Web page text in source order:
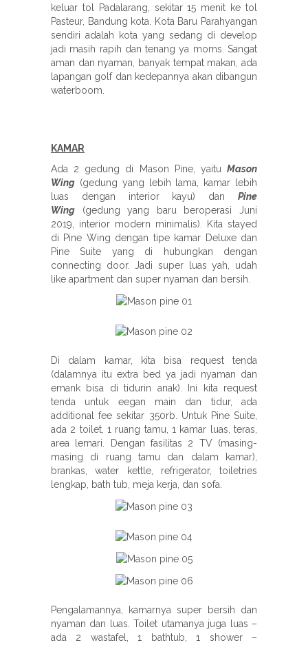
keluar tol Padalarang, sekitar 15 menit ke tol
Pasteur, Bandung kota. Kota Baru Parahyangan
sendiri adalah kota yang sedang di develop
jadi masih rapih dan tenang ya moms. Sangat
aman dan nyaman, banyak tempat makan, ada
lapangan golf dan kedepannya akan dibangun
waterboom.
KAMAR
Ada 2 gedung di Mason Pine, yaitu Mason
Wing (gedung yang lebih lama, kamar lebih
luas dengan interior kayu) dan Pine
Wing (gedung yang baru beroperasi Juni
2019, interior modern minimalis). Kita stayed
di Pine Wing dengan tipe kamar Deluxe dan
Pine Suite yang di hubungkan dengan
connecting door. Jadi super luas yah, udah
like apartment dan super nyaman dan bersih.
Di dalam kamar, kita bisa request tenda
(dalamnya itu extra bed ya jadi nyaman dan
emank bisa di tidurin anak). Ini kita request
tenda untuk eegan main dan tidur, ada
additional fee sekitar 350rb. Untuk Pine Suite,
ada 2 toilet, 1 ruang tamu, 1 kamar luas, teras,
area lemari. Dengan fasilitas 2 TV (masing-
masing di ruang tamu dan dalam kamar),
brankas, water kettle, refrigerator, toiletries
lengkap, bath tub, meja kerja, dan sofa.
Pengalamannya, kamarnya super bersih dan
nyaman dan luas. Toilet utamanya juga luas –
ada 2 wastafel, 1 bathtub, 1 shower –